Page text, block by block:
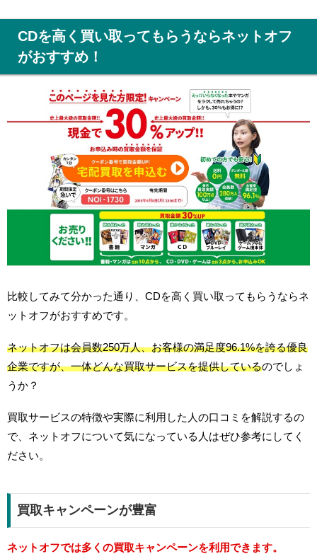
CDを高く買い取ってもらうならネットオフ
がおすすめ！
比較してみて分かった通り、CDを高く買い取ってもらうならネ
ットオフがおすすめです。
ネットオフは会員数250万人、お客様の満足度96.1%を誇る優良
企業ですが、一体どんな買取サービスを提供しているのでしょ
うか？
買取サービスの特徴や実際に利用した人の口コミを解説するの
で、ネットオフについて気になっている人はぜひ参考にしてく
ださい。
買取キャンペーンが豊富
ネットオフでは多くの買取キャンペーンを利用できます。